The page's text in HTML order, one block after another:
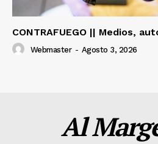
CONTRAFUEGO || Medios,
Webmaster - Agosto 3, 2026
Al